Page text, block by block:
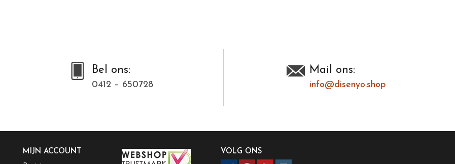
Bel ons:
0412 – 650728
Mail ons:
info@disenyo.shop
MIJN ACCOUNT VOLG ONS